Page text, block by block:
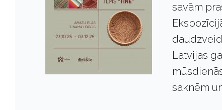
savām
Latvijas
saknēm